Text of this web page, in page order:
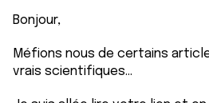
Bonjour,
Méfions nous de certains
vrais scientifiques...